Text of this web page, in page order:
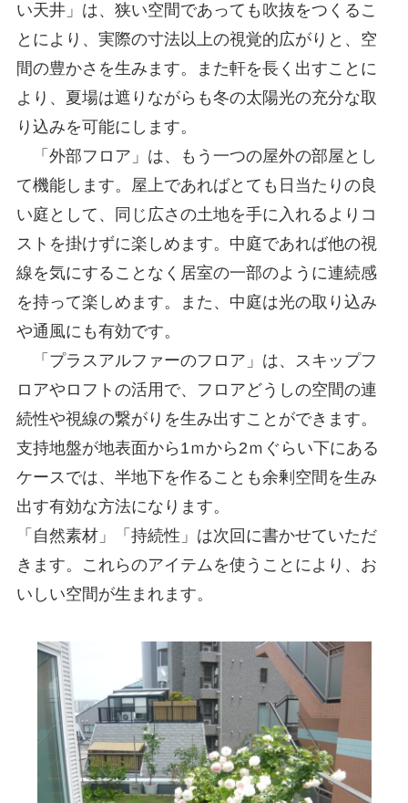
い天井」は、狭い空間であっても吹抜をつくるこ
とにより、実際の寸法以上の視覚的広がりと、空
間の豊かさを生みます。また軒を長く出すことに
より、夏場は遮りながらも冬の太陽光の充分な取
り込みを可能にします。
「外部フロア」は、もう一つの屋外の部屋とし
て機能します。屋上であればとても日当たりの良
い庭として、同じ広さの土地を手に入れるよりコ
ストを掛けずに楽しめます。中庭であれば他の視
線を気にすることなく居室の一部のように連続感
を持って楽しめます。また、中庭は光の取り込み
や通風にも有効です。
「プラスアルファーのフロア」は、スキップフ
ロアやロフトの活用で、フロアどうしの空間の連
続性や視線の繋がりを生み出すことができます。
支持地盤が地表面から1ｍから2ｍぐらい下にある
ケースでは、半地下を作ることも余剰空間を生み
出す有効な方法になります。
「自然素材」「持続性」は次回に書かせていただ
きます。これらのアイテムを使うことにより、お
いしい空間が生まれます。